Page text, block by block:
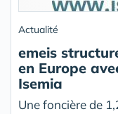
Actualité
emeis
en Europe
Isemia
Une foncière de